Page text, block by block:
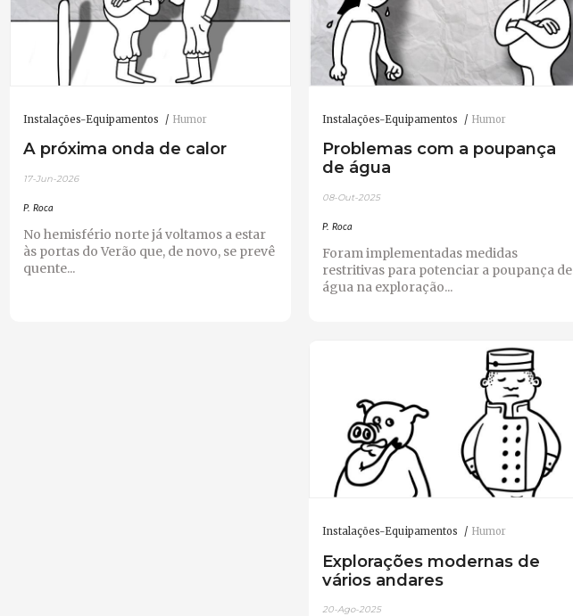
Instalações-Equipamentos Humor
A próxima onda de calor
17-Jun-2026
P. Roca
No hemisfério norte já voltamos a estar
às portas do Verão que, de novo, se prevê
quente...
Instalações-Equipamentos Humor
Problemas com a poupança
de água
08-Out-2025
P. Roca
Foram implementadas medidas
restritivas para potenciar a poupança de
água na exploração...
Instalações-Equipamentos Humor
Explorações modernas de
vários andares
20-Ago-2025